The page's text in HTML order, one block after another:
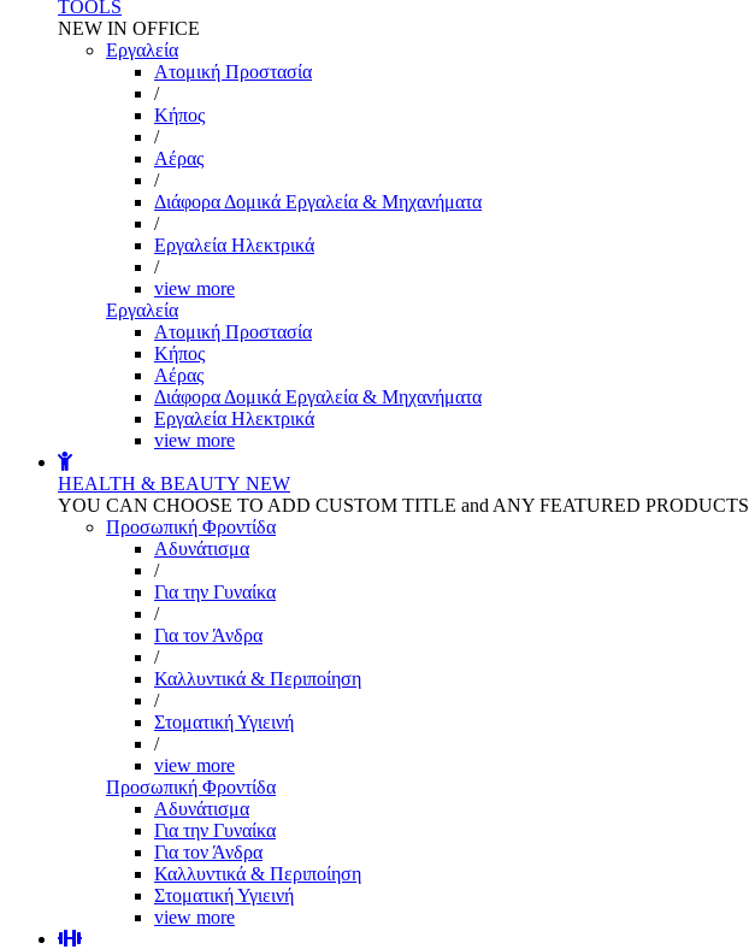
TOOLS
NEW IN OFFICE
Εργαλεία
Aτομική Προστασία
/
Kήπος
/
Αέρας
/
Διάφορα Δομικά Εργαλεία & Μηχανήματα
/
Εργαλεία Ηλεκτρικά
/
view more
Εργαλεία
Aτομική Προστασία
Kήπος
Αέρας
Διάφορα Δομικά Εργαλεία & Μηχανήματα
Εργαλεία Ηλεκτρικά
view more
HEALTH & BEAUTY NEW
YOU CAN CHOOSE TO ADD CUSTOM TITLE and ANY FEATURED PRODUCTS
Προσωπική Φροντίδα
Αδυνάτισμα
/
Για την Γυναίκα
/
Για τον Άνδρα
/
Καλλυντικά & Περιποίηση
/
Στοματική Υγιεινή
/
view more
Προσωπική Φροντίδα
Αδυνάτισμα
Για την Γυναίκα
Για τον Άνδρα
Καλλυντικά & Περιποίηση
Στοματική Υγιεινή
view more